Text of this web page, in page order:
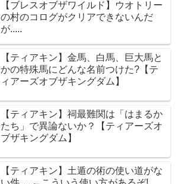
【ブレスオブザワイルド】ウオトリー
の村のコログがクリアできないんだ
が.....
【ティアキン】金馬、白馬、巨大馬と
かの特殊馬にどんな名前つけた?【テ
ィアーズオブザキングダム】
【ティアキン】祠最難関は「はまるか
たち」で異論ないか？【ティアーズオ
ブザキングダム】
【ティアキン】土遁の術の使い道がな